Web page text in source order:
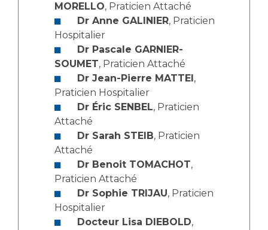
Handicap
Handi 13
Pôle Médecine Physique et Réadaptation
Accueil sourds et malentendants
Charte Romain Jacob
Mouvement Parcours Handicap 13
Activité physique
Cancer
Plateforme des internes
Professionnels de santé
Adresser un patient
Réseaux de soins
Adresser un examen au Laboratoire de Biologie
Médicale
Radiologie / Imagerie
Cancérologie
Les pôles d'activité médicale
Anatomie et Cytologie Pathologiques
MORELLO, Praticien Attaché
Dr Anne GALINIER, Praticien
Hospitalier
Dr Pascale GARNIER-
SOUMET, Praticien Attaché
Dr Jean-Pierre MATTEI,
Praticien Hospitalier
Dr Éric SENBEL, Praticien
Attaché
Dr Sarah STEIB, Praticien
Attaché
Dr Benoit TOMACHOT,
Praticien Attaché
Dr Sophie TRIJAU, Praticien
Hospitalier
Docteur Lisa DIEBOLD,